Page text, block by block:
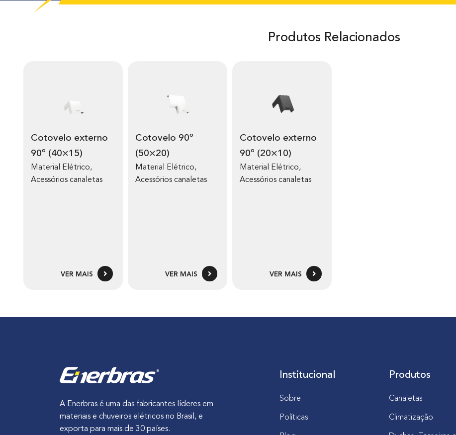
Produtos Relacionados
Cotovelo externo
90º (40×15)
Material Elétrico,
Acessórios canaletas
VER MAIS
Cotovelo 90º
(50×20)
Material Elétrico,
Acessórios canaletas
VER MAIS
Cotovelo externo
90º (20×10)
Material Elétrico,
Acessórios canaletas
VER MAIS
A Enerbras é uma das fabricantes líderes em
materiais e chuveiros elétricos no Brasil, e
exporta para mais de 30 países.
Institucional
Sobre
Políticas
Produtos
Canaletas
Climatização